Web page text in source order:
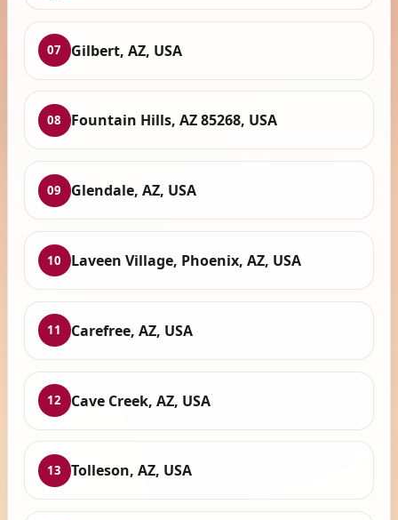
07 Gilbert, AZ, USA
08 Fountain Hills, AZ 85268, USA
09 Glendale, AZ, USA
10 Laveen Village, Phoenix, AZ, USA
11 Carefree, AZ, USA
12 Cave Creek, AZ, USA
13 Tolleson, AZ, USA